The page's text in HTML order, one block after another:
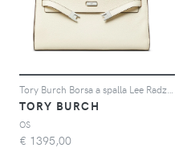
TORY BURCH
OS
€ 1395,00